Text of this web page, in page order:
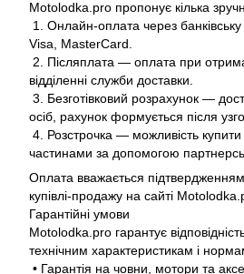
Motolodka.pro пропонує кілька
1. Онлайн-оплата через
Visa, MasterCard.
2. Післяплата — оплата при
відділенні служби доставки.
3. Безготівковий розрахунок —
осіб, рахунок формується після
4. Розстрочка — можливість
частинами за допомогою
Оплата вважається
купівлі-продажу на сайті
Гарантійні умови
Motolodka.pro гарантує
технічним характеристикам і
• Гарантія на човни, мотори та